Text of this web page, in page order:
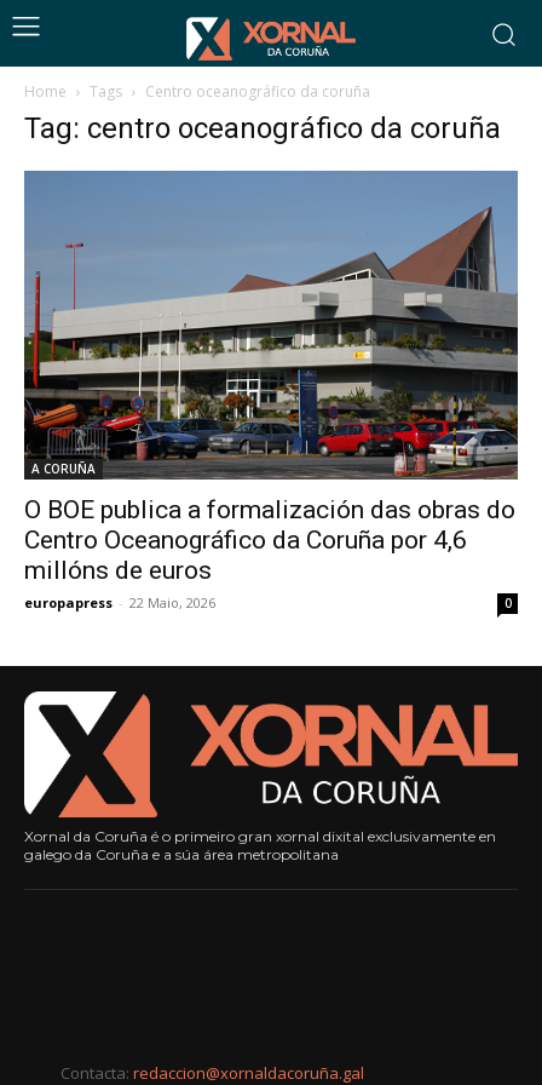
Home Tags Centro oceanográfico da coruña
Tag: centro oceanográfico da coruña
A CORUÑA
O BOE publica a formalización das obras do
Centro Oceanográfico da Coruña por 4,6
millóns de euros
europapress - 22 Maio, 2026 0
Xornal da Coruña é o primeiro gran xornal dixital exclusivamente en
galego da Coruña e a súa área metropolitana
Contacta: redaccion@xornaldacoruña.gal